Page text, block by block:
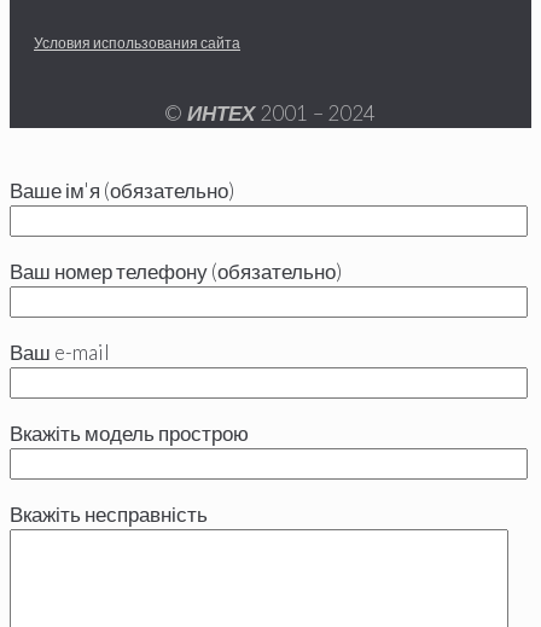
Условия использования сайта
© ИНТЕХ 2001 – 2024
Ваше ім'я (обязательно)
Ваш номер телефону (обязательно)
Ваш e-mail
Вкажіть модель прострою
Вкажіть несправність